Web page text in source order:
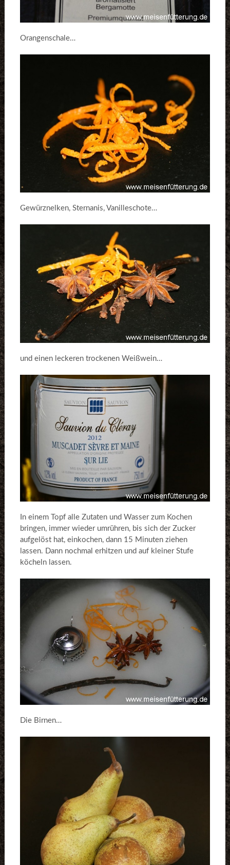
Orangenschale…
Gewürznelken, Sternanis, Vanilleschote…
und einen leckeren trockenen Weißwein…
In einem Topf alle Zutaten und Wasser zum Kochen
bringen, immer wieder umrühren, bis sich der Zucker
aufgelöst hat, einkochen, dann 15 Minuten ziehen
lassen. Dann nochmal erhitzen und auf kleiner Stufe
köcheln lassen.
Die Birnen…